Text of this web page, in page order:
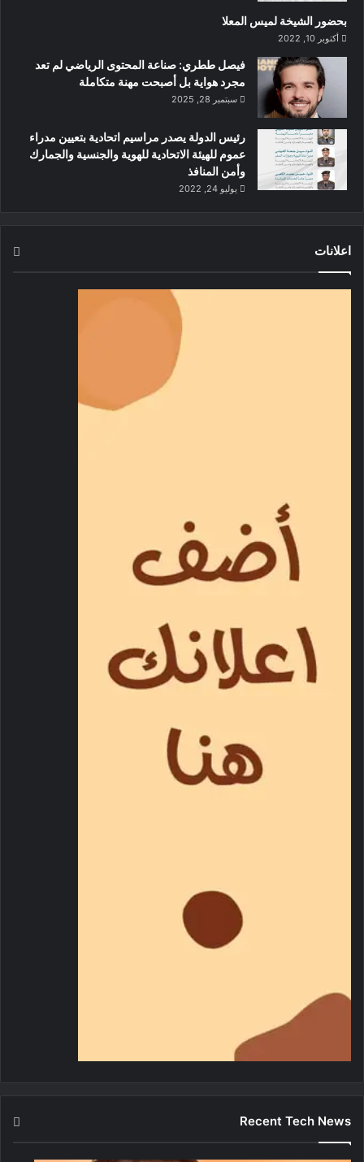
بحضور الشيخة لميس المعلا
أكتوبر 10, 2022
‏فيصل ططري: صناعة المحتوى الرياضي لم تعد
مجرد هواية بل أصبحت مهنة متكاملة
سبتمبر 28, 2025
رئيس الدولة يصدر مراسيم اتحادية بتعيين مدراء
عموم للهيئة الاتحادية للهوية والجنسية والجمارك
وأمن المنافذ
يوليو 24, 2022
اعلانات
Recent Tech News